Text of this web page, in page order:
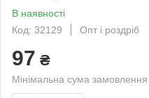
В наявності
Код: 32129
Опт і роздріб
97 ₴
Мінімальна сума